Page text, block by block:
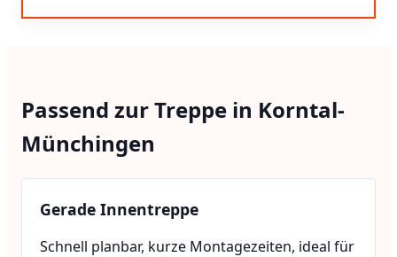
Passend zur Treppe in Korntal-
Münchingen
Gerade Innentreppe
Schnell planbar, kurze Montagezeiten, ideal für